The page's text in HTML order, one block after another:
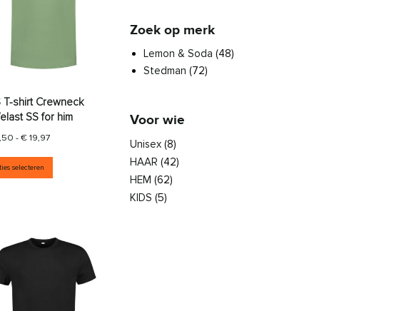
worden op de productpagina
16,07
variaties. Deze optie kan gekozen worden op de productpagina
T-shirt Crewneck
SS for him
- €19,97Prijsklasse: € 18,50 tot € 19,97
selecteren
Dit product heeft meerdere variaties. Deze optie kan gekozen worden
Zoek op merk
Lemon & Soda (48)
Stedman (72)
Voor wie
Unisex (8)
HAAR (42)
HEM (62)
KIDS (5)